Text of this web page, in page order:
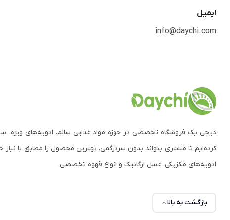
ایمیل
info@daychi.com
دیچی یک فروشگاه تخصصی در حوزه مواد غذایی سالم، ادویه‌های ویژه،
کرده‌ایم تا مشتری بتواند بدون سردرگمی، بهترین محصول را مطابق با
ادویه‌های مکزیکی، عسل ارگانیک و انواع قهوه تخصصی.
بازگشت به بالا